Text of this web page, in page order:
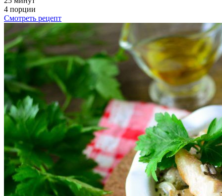
4 порции
Смотреть рецепт